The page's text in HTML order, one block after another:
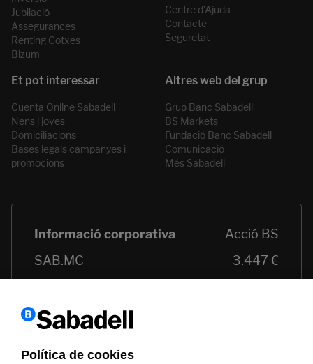
Jubilació
Assegurances
Renting Cotxes
Bizum
Centre d’Ajuda
Contacte
Seguretat
Cuenta Online Sabadell
Nens i joves
Domiciliacions
Bases legals campanyes i
promocions
Grup Banc Sabadell
BS Markets
Fundació Banc Sabadell
Comunicació
Més Sabadell
Política de cookies